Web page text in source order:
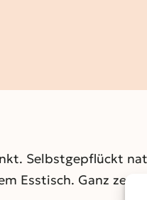
Selbstgepflückt
Esstisch. Ganz